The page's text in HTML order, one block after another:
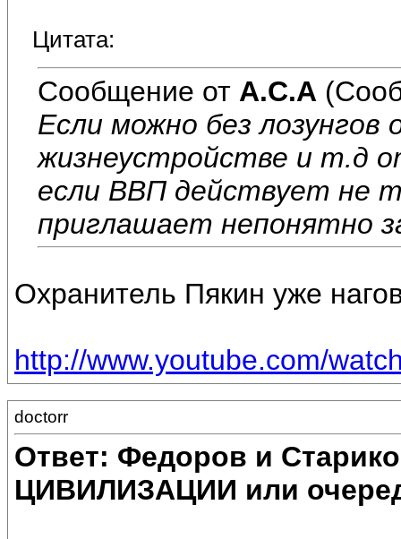
Цитата:
Сообщение от А.С.А
Если можно без лозунгов
жизнеустройстве и т.д
если ВВП действует не
приглашает непонятно
Охранитель Пякин уже
http://www.youtube.com/
doctorr
Ответ: Федоров и
ЦИВИЛИЗАЦИИ или